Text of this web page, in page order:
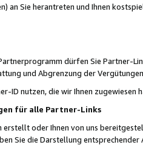
an Sie herantreten und Ihnen
dürfen Sie Partner-
und Abgrenzung der
ID nutzen, die wir Ihnen zugewiesen
für alle Partner-Links
erstellt oder Ihnen von uns
Sie die Darstellung